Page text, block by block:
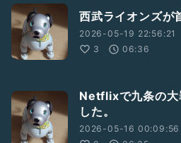
西武ライオンズが
2026-05-19 22:56:21
3
06:36
Netflixで九条の大
した。
2026-05-16 00:09:56